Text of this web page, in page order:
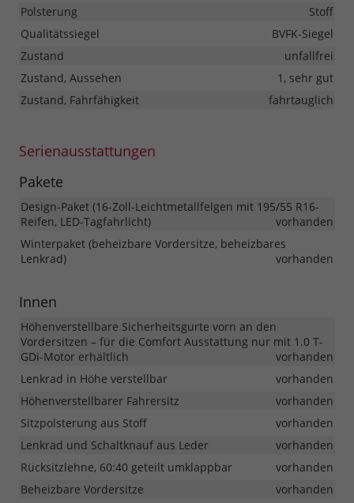
Polsterung
Stoff
Qualitätssiegel
BVFK-Siegel
Zustand
unfallfrei
Zustand, Aussehen
1, sehr gut
Zustand, Fahrfähigkeit
fahrtauglich
Serienausstattungen
Pakete
Design-Paket (16-Zoll-Leichtmetallfelgen mit 195/55 R16-
Reifen, LED-Tagfahrlicht)
vorhanden
Winterpaket (beheizbare Vordersitze, beheizbares
Lenkrad)
vorhanden
Innen
Höhenverstellbare Sicherheitsgurte vorn an den
Vordersitzen – für die Comfort Ausstattung nur mit 1.0 T-
GDi-Motor erhältlich
vorhanden
Lenkrad in Höhe verstellbar
vorhanden
Höhenverstellbarer Fahrersitz
vorhanden
Sitzpolsterung aus Stoff
vorhanden
Lenkrad und Schaltknauf aus Leder
vorhanden
Rücksitzlehne, 60:40 geteilt umklappbar
vorhanden
Beheizbare Vordersitze
vorhanden